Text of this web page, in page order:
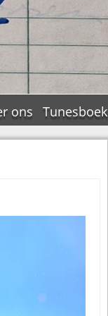
ons Tunesboek